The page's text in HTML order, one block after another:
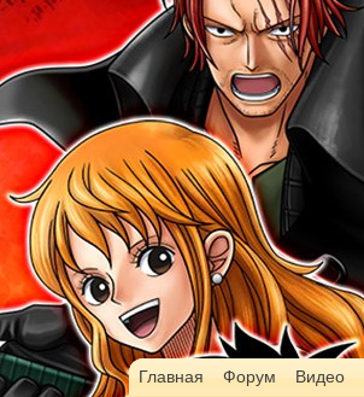
Главная Форум Видео